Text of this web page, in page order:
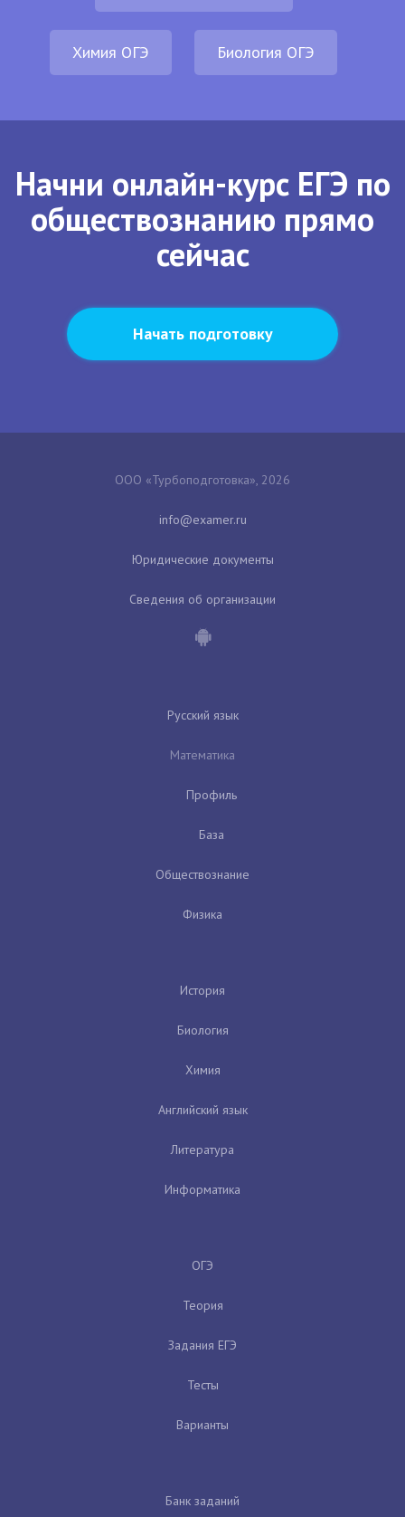
Химия ОГЭ Биология ОГЭ
Начни онлайн-курс ЕГЭ по
обществознанию прямо
сейчас
Начать подготовку
ООО «Турбоподготовка», 2026
Юридические документы
Сведения об организации
Русский язык
Математика
Профиль
База
Обществознание
Физика
История
Биология
Химия
Английский язык
Литература
Информатика
ОГЭ
Теория
Задания ЕГЭ
Тесты
Варианты
Банк заданий